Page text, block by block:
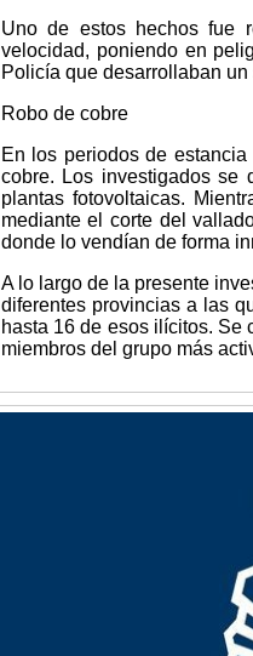
Uno de estos hechos fue
velocidad, poniendo en
Policía que desarrollaban
Robo de cobre
En los periodos de
cobre. Los investigados se
plantas fotovoltaicas.
mediante el corte del
donde lo vendían de forma
A lo largo de la presente
diferentes provincias a las
hasta 16 de esos ilícitos.
miembros del grupo más